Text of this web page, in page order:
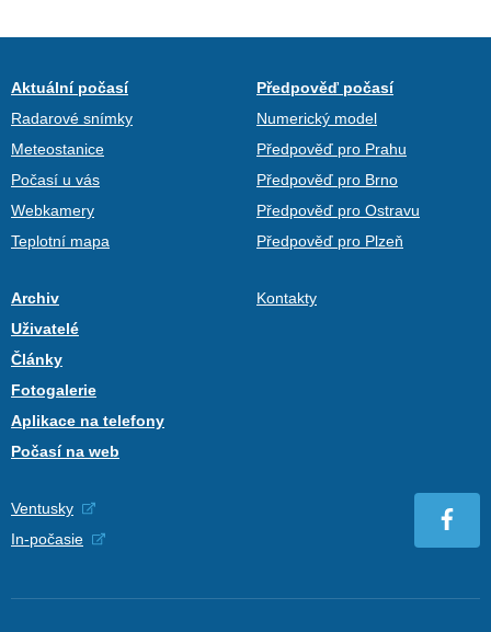
Aktuální počasí
Radarové snímky
Meteostanice
Počasí u vás
Webkamery
Teplotní mapa
Předpověď počasí
Numerický model
Předpověď pro Prahu
Předpověď pro Brno
Předpověď pro Ostravu
Předpověď pro Plzeň
Archiv
Uživatelé
Články
Fotogalerie
Aplikace na telefony
Počasí na web
Kontakty
Ventusky
In-počasie